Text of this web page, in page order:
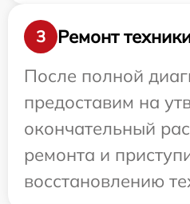
3
Ремонт
После полной
предоставим на
окончательный
ремонта и
восстановлению